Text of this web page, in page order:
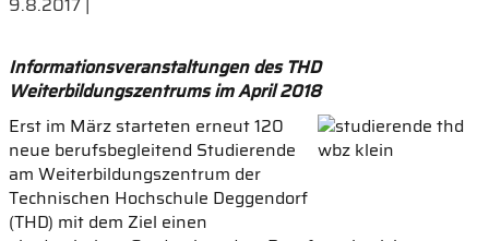
Informationsveranstaltungen des THD
Weiterbildungszentrums im April 2018
Erst im März starteten erneut 120
neue berufsbegleitend Studierende
am Weiterbildungszentrum der
Technischen Hochschule Deggendorf
(THD) mit dem Ziel einen